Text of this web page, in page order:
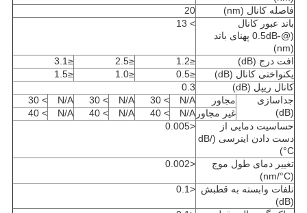
فاصله کانال (nm)
20
باند عبور کانال
(@-0.5dB پهنای باند
(nm)
> 13
افت درج (dB) ≤1.2
≤2.5
≤3.1
یکنواختی کانال (dB)
≤0.5
≤1.0
≤1.5
کانال ریپل (dB)
0.3
جداسازی
(dB)
مجاور N/A
> 30
N/A
> 30
N/A
> 30
غیر مجاور N/A
> 40
N/A
> 40
N/A
> 40
حساسیت دمایی از
دست دادن اینرسی (dB/
°C)
<0.005
تغییر دمای طول موج
(nm/°C)
<0.002
تلفات وابسته به قطبش
(dB)
<0.1